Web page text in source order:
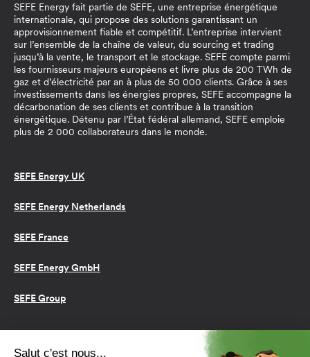
SEFE Energy fait partie de SEFE, une entreprise énergétique
internationale, qui propose des solutions garantissant un
approvisionnement fiable et compétitif. L’entreprise intervient
sur l’ensemble de la chaîne de valeur, du sourcing et trading
jusqu’à la vente, le transport et le stockage. SEFE compte parmi
les fournisseurs majeurs européens et livre plus de 200 TWh de
gaz et d’électricité par an à plus de 50 000 clients. Grâce à ses
investissements dans les énergies propres, SEFE accompagne la
décarbonation de ses clients et contribue à la transition
énergétique. Détenu par l’État fédéral allemand, SEFE emploie
plus de 2 000 collaborateurs dans le monde.
SEFE Energy UK
SEFE Energy Netherlands
SEFE France
SEFE Energy GmbH
SEFE Group